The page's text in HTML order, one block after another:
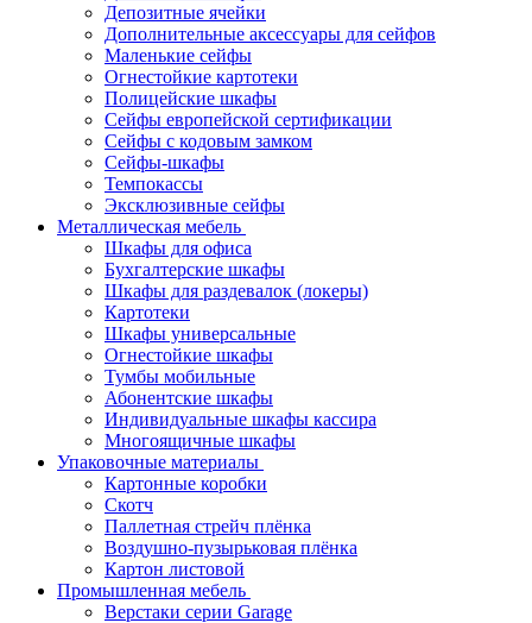
Депозитные ячейки
Дополнительные аксессуары для сейфов
Маленькие сейфы
Огнестойкие картотеки
Полицейские шкафы
Сейфы европейской сертификации
Сейфы с кодовым замком
Сейфы-шкафы
Темпокассы
Эксклюзивные сейфы
Металлическая мебель
Шкафы для офиса
Бухгалтерские шкафы
Шкафы для раздевалок (локеры)
Картотеки
Шкафы универсальные
Огнестойкие шкафы
Тумбы мобильные
Абонентские шкафы
Индивидуальные шкафы кассира
Многоящичные шкафы
Упаковочные материалы
Картонные коробки
Скотч
Паллетная стрейч плёнка
Воздушно-пузырьковая плёнка
Картон листовой
Промышленная мебель
Верстаки серии Garage